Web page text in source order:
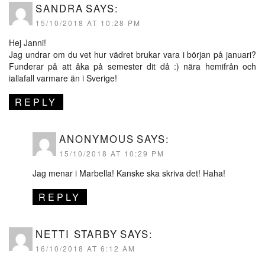
SANDRA SAYS:
15/10/2018 AT 10:28 PM
Hej Janni!
Jag undrar om du vet hur vädret brukar vara i början på januari?
Funderar på att åka på semester dit då :) nära hemifrån och
iallafall varmare än i Sverige!
REPLY
ANONYMOUS SAYS:
15/10/2018 AT 10:29 PM
Jag menar i Marbella! Kanske ska skriva det! Haha!
REPLY
NETTI STARBY SAYS:
16/10/2018 AT 6:12 AM